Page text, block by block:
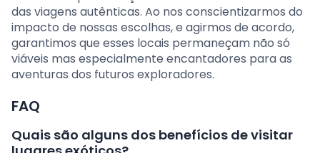
das viagens autênticas. Ao nos conscientizarmos do
impacto de nossas escolhas, e agirmos de acordo,
garantimos que esses locais permaneçam não só
viáveis mas especialmente encantadores para as
aventuras dos futuros exploradores.
FAQ
Quais são alguns dos benefícios de visitar